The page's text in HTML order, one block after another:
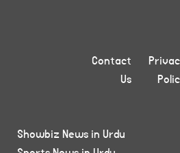
Contact
Us
Showbiz News in Urdu